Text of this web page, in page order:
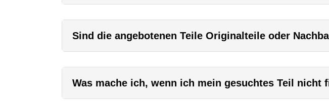
Sind die angebotenen Teile Originalteile oder
Was mache ich, wenn ich mein gesuchtes Teil nicht